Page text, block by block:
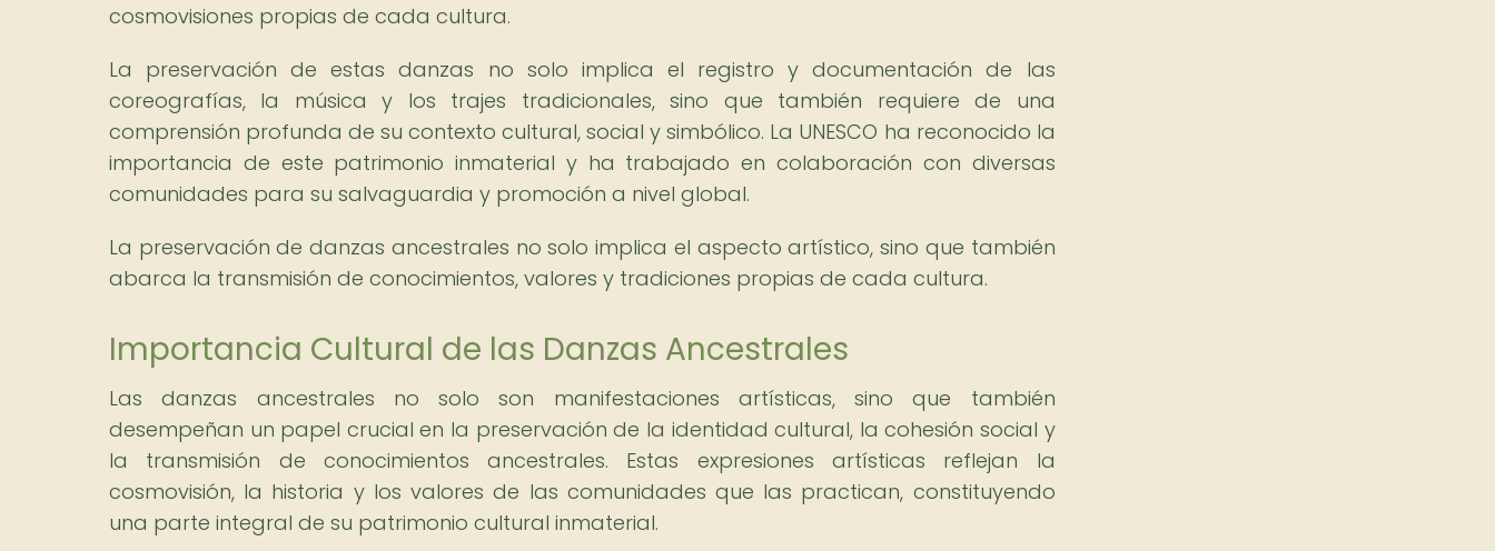
cosmovisiones propias de cada cultura.
La preservación de estas danzas no solo implica el registro y documentación de las
coreografías, la música y los trajes tradicionales, sino que también requiere de una
comprensión profunda de su contexto cultural, social y simbólico. La UNESCO ha reconocido la
importancia de este patrimonio inmaterial y ha trabajado en colaboración con diversas
comunidades para su salvaguardia y promoción a nivel global.
La preservación de danzas ancestrales no solo implica el aspecto artístico, sino que también
abarca la transmisión de conocimientos, valores y tradiciones propias de cada cultura.
Importancia Cultural de las Danzas Ancestrales
Las danzas ancestrales no solo son manifestaciones artísticas, sino que también
desempeñan un papel crucial en la preservación de la identidad cultural, la cohesión social y
la transmisión de conocimientos ancestrales. Estas expresiones artísticas reflejan la
cosmovisión, la historia y los valores de las comunidades que las practican, constituyendo
una parte integral de su patrimonio cultural inmaterial.